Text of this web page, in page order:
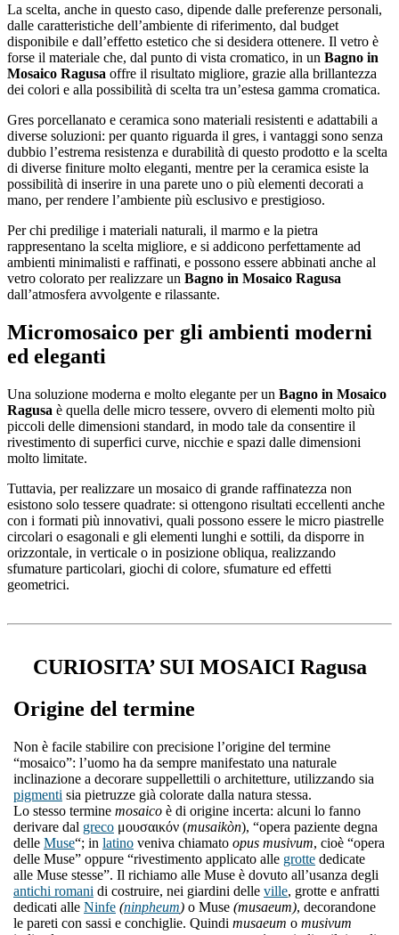
La scelta, anche in questo caso, dipende dalle preferenze personali,
dalle caratteristiche dell’ambiente di riferimento, dal budget
disponibile e dall’effetto estetico che si desidera ottenere. Il vetro è
forse il materiale che, dal punto di vista cromatico, in un Bagno in
Mosaico Ragusa offre il risultato migliore, grazie alla brillantezza
dei colori e alla possibilità di scelta tra un’estesa gamma cromatica.
Gres porcellanato e ceramica sono materiali resistenti e adattabili a
diverse soluzioni: per quanto riguarda il gres, i vantaggi sono senza
dubbio l’estrema resistenza e durabilità di questo prodotto e la scelta
di diverse finiture molto eleganti, mentre per la ceramica esiste la
possibilità di inserire in una parete uno o più elementi decorati a
mano, per rendere l’ambiente più esclusivo e prestigioso.
Per chi predilige i materiali naturali, il marmo e la pietra
rappresentano la scelta migliore, e si addicono perfettamente ad
ambienti minimalisti e raffinati, e possono essere abbinati anche al
vetro colorato per realizzare un Bagno in Mosaico Ragusa
dall’atmosfera avvolgente e rilassante.
Micromosaico per gli ambienti moderni
ed eleganti
Una soluzione moderna e molto elegante per un Bagno in Mosaico
Ragusa è quella delle micro tessere, ovvero di elementi molto più
piccoli delle dimensioni standard, in modo tale da consentire il
rivestimento di superfici curve, nicchie e spazi dalle dimensioni
molto limitate.
Tuttavia, per realizzare un mosaico di grande raffinatezza non
esistono solo tessere quadrate: si ottengono risultati eccellenti anche
con i formati più innovativi, quali possono essere le micro piastrelle
circolari o esagonali e gli elementi lunghi e sottili, da disporre in
orizzontale, in verticale o in posizione obliqua, realizzando
sfumature particolari, giochi di colore, sfumature ed effetti
geometrici.
CURIOSITA’ SUI MOSAICI Ragusa
Origine del termine
Non è facile stabilire con precisione l’origine del termine
“mosaico”: l’uomo ha da sempre manifestato una naturale
inclinazione a decorare suppellettili o architetture, utilizzando sia
pigmenti sia pietruzze già colorate dalla natura stessa.
Lo stesso termine mosaico è di origine incerta: alcuni lo fanno
derivare dal greco μουσαικόν (musaikòn), “opera paziente degna
delle Muse“; in latino veniva chiamato opus musivum, cioè “opera
delle Muse” oppure “rivestimento applicato alle grotte dedicate
alle Muse stesse”. Il richiamo alle Muse è dovuto all’usanza degli
antichi romani di costruire, nei giardini delle ville, grotte e anfratti
dedicati alle Ninfe (ninpheum) o Muse (musaeum), decorandone
le pareti con sassi e conchiglie. Quindi musaeum o musivum